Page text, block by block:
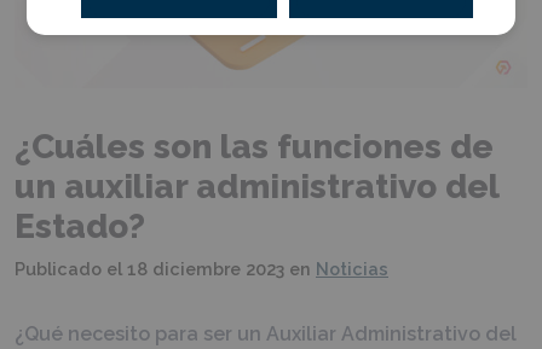
¿Cuáles son las funciones de
un auxiliar administrativo del
Estado?
Publicado el 18 diciembre 2023 en Noticias
¿Qué necesito para ser un Auxiliar Administrativo del